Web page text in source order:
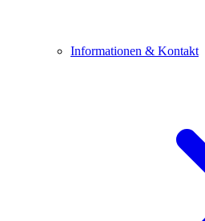
Informationen & Kontakt